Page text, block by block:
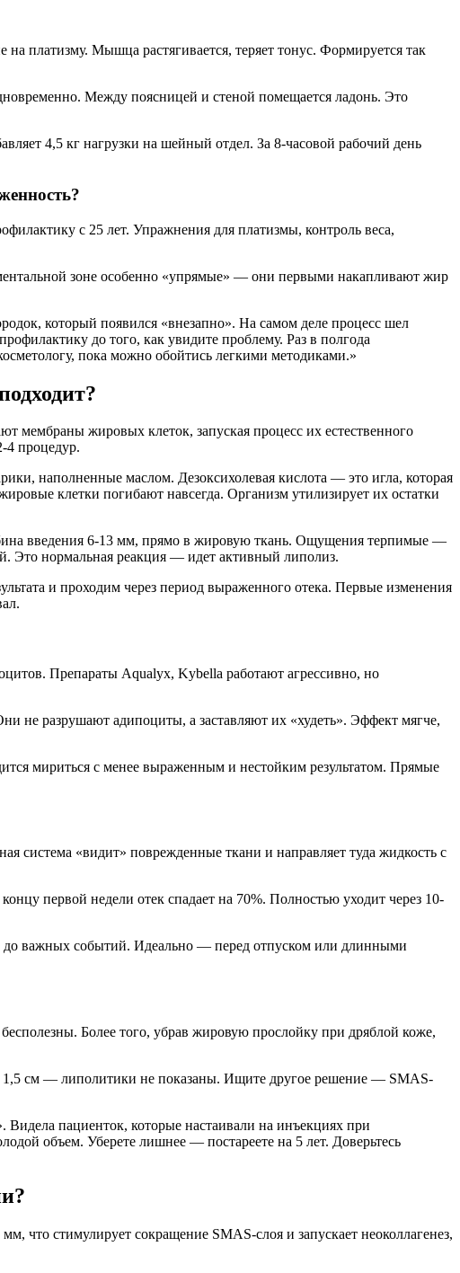
платизму. Мышца растягивается, теряет тонус. Формируется так
Между поясницей и стеной помещается ладонь. Это
4,5 кг нагрузки на шейный отдел. За 8-часовой рабочий день
с 25 лет. Упражнения для платизмы, контроль веса,
зоне особенно «упрямые» — они первыми накапливают жир
который появился «внезапно». На самом деле процесс шел
до того, как увидите проблему. Раз в полгода
пока можно обойтись легкими методиками.»
мембраны жировых клеток, запуская процесс их естественного
4 процедур.
наполненные маслом. Дезоксихолевая кислота — это игла, которая
клетки погибают навсегда. Организм утилизирует их остатки
введения 6-13 мм, прямо в жировую ткань. Ощущения терпимые —
Это нормальная реакция — идет активный липолиз.
и проходим через период выраженного отека. Первые изменения
Препараты Aqualyx, Kybella работают агрессивно, но
разрушают адипоциты, а заставляют их «худеть». Эффект мягче,
мириться с менее выраженным и нестойким результатом. Прямые
система «видит» поврежденные ткани и направляет туда жидкость с
первой недели отек спадает на 70%. Полностью уходит через 10-
до важных событий. Идеально — перед отпуском или длинными
Более того, убрав жировую прослойку при дряблой коже,
1,5 см — липолитики не показаны. Ищите другое решение — SMAS-
пациенток, которые настаивали на инъекциях при
объем. Уберете лишнее — постареете на 5 лет. Доверьтесь
что стимулирует сокращение SMAS-слоя и запускает неоколлагенез,